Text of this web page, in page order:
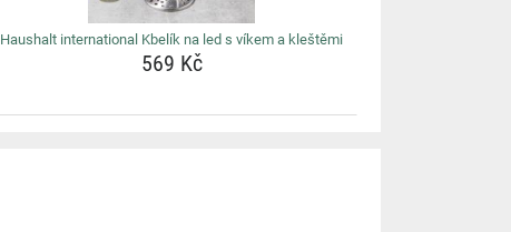
Haushalt international Kbelík na led s víkem a kleštěmi
569 Kč